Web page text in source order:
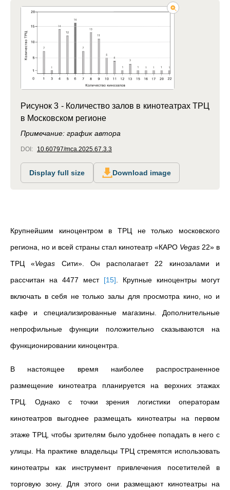
Рисунок 3 - Количество залов в кинотеатрах ТРЦ
в Московском регионе
Примечание: график автора
DOI: 10.60797/mca.2025.67.3.3
Display full size Download image
Крупнейшим киноцентром в ТРЦ не только московского
региона, но и всей страны стал кинотеатр «КАРО Vegas 22» в
ТРЦ «Vegas Сити». Он располагает 22 кинозалами и
рассчитан на 4477 мест [15]
Крупные киноцентры могут
включать в себя не только залы для просмотра кино, но и
кафе и специализированные магазины. Дополнительные
непрофильные функции положительно сказываются на
функционировании киноцентра.
В настоящее время наиболее распространенное
размещение кинотеатра планируется на верхних этажах
ТРЦ. Однако с точки зрения логистики операторам
кинотеатров выгоднее размещать кинотеатры на первом
этаже ТРЦ, чтобы зрителям было удобнее попадать в него с
улицы. На практике владельцы ТРЦ стремятся использовать
кинотеатры как инструмент привлечения посетителей в
торговую зону. Для этого они размещают кинотеатры на